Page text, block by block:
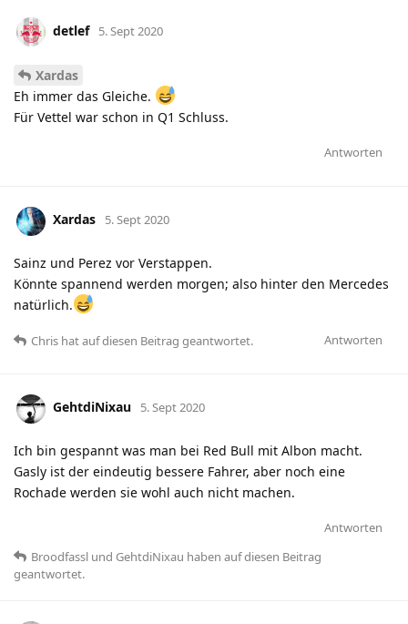
detlef 5. Sept 2020
Xardas
Eh immer das Gleiche.
Für Vettel war schon in Q1 Schluss.
Antworten
Xardas 5. Sept 2020
Sainz und Perez vor Verstappen.
Könnte spannend werden morgen; also hinter den Mercedes
natürlich.
Antworten
Chris hatauf diesen Beitrag geantwortet.
GehtdiNixau 5. Sept 2020
Ich bin gespannt was man bei Red Bull mit Albon macht.
Gasly ist der eindeutig bessere Fahrer, aber noch eine
Rochade werden sie wohl auch nicht machen.
Antworten
Broodfassl und GehtdiNixau haben auf diesen Beitrag
geantwortet.